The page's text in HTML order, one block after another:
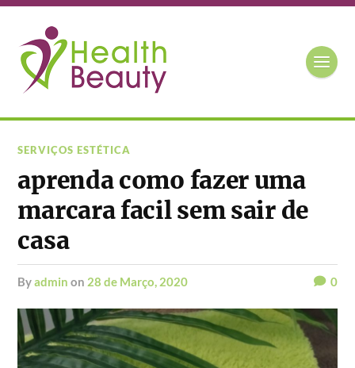
SERVIÇOS ESTÉTICA
aprenda como fazer uma
marcara facil sem sair de
casa
byadmin on 28 de Março, 2020 0